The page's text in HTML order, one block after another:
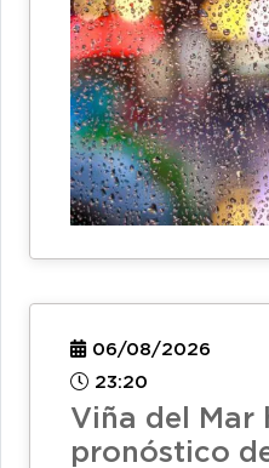
06/08/2026
23:20
Viña del Mar
pronóstico